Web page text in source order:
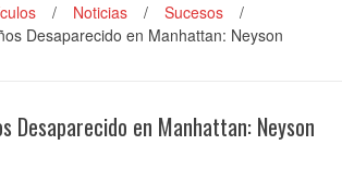
/ Noticias / Sucesos
/
Desaparecido en Manhattan: Neyson
Desaparecido en Manhattan: Neyson